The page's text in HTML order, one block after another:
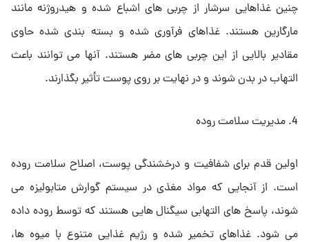
چنین غذاهایی سرشار از چربی های اشباع شده و هیدروژنه مانند
مارگارین هستند. غذاهای فرآوری شده و بسته بندی شده حاوی
مقادیر بالایی از این چربی های مضر هستند. آنها می توانند باعث
التهاب در بدن شوند و در نهایت بر روی پوست تأثیر بگذارند.
4. مدیریت سلامت روده
اولین قدم برای شفافیت و درخشندگی پوست، اصلاح سلامت روده
است. از آنجایی که مواد مغذی در سیستم گوارش متابولیزه می
شوند، پاسخ های التهابی سیگنال هایی هستند که توسط روده داده
می شود. غذاهای تخمیر شده و رژیم غذایی متنوع با میوه ها،